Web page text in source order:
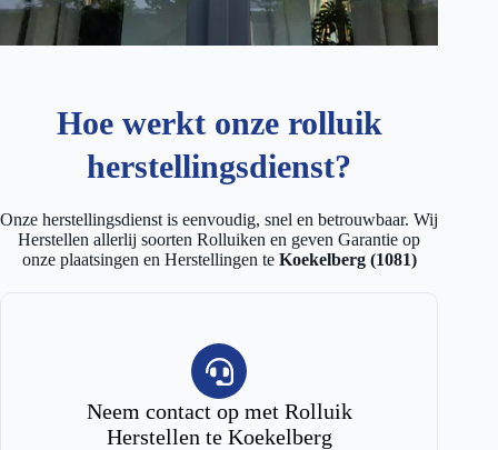
Hoe werkt onze rolluik
herstellingsdienst?
Onze herstellingsdienst is eenvoudig, snel en betrouwbaar. Wij
Herstellen allerlij soorten Rolluiken en geven Garantie op
onze plaatsingen en Herstellingen te Koekelberg (1081)
Neem contact op met Rolluik
Herstellen te Koekelberg